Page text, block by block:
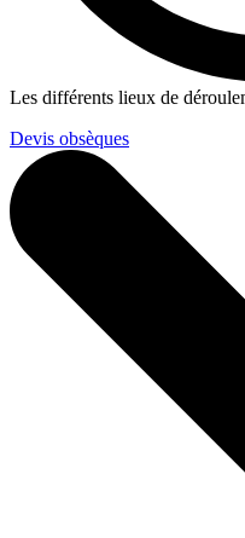
Les différents lieux de
Devis obsèques